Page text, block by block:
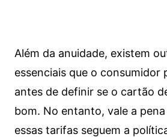
Além da anuidade, existem
essenciais que o consumidor
antes de definir se o cartão
bom. No entanto, vale a
essas tarifas seguem a